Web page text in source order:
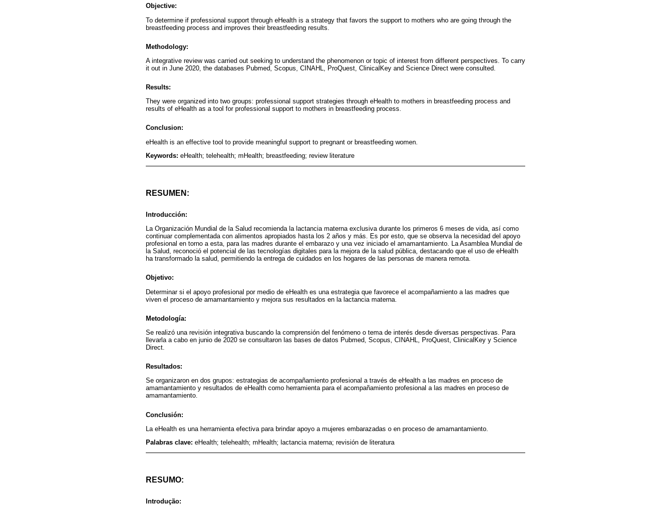
Objective:
To determine if professional support through eHealth is a strategy that favors the support to mothers who are going through the
breastfeeding process and improves their breastfeeding results.
Methodology:
A integrative review was carried out seeking to understand the phenomenon or topic of interest from different perspectives. To carry
it out in June 2020, the databases Pubmed, Scopus, CINAHL, ProQuest, ClinicalKey and Science Direct were consulted.
Results:
They were organized into two groups: professional support strategies through eHealth to mothers in breastfeeding process and
results of eHealth as a tool for professional support to mothers in breastfeeding process.
Conclusion:
eHealth is an effective tool to provide meaningful support to pregnant or breastfeeding women.
Keywords: eHealth; telehealth; mHealth; breastfeeding; review literature
RESUMEN:
Introducción:
La Organización Mundial de la Salud recomienda la lactancia materna exclusiva durante los primeros 6 meses de vida, así como
continuar complementada con alimentos apropiados hasta los 2 años y más. Es por esto, que se observa la necesidad del apoyo
profesional en torno a esta, para las madres durante el embarazo y una vez iniciado el amamantamiento. La Asamblea Mundial de
la Salud, reconoció el potencial de las tecnologías digitales para la mejora de la salud pública, destacando que el uso de eHealth
ha transformado la salud, permitiendo la entrega de cuidados en los hogares de las personas de manera remota.
Objetivo:
Determinar si el apoyo profesional por medio de eHealth es una estrategia que favorece el acompañamiento a las madres que
viven el proceso de amamantamiento y mejora sus resultados en la lactancia materna.
Metodología:
Se realizó una revisión integrativa buscando la comprensión del fenómeno o tema de interés desde diversas perspectivas. Para
llevarla a cabo en junio de 2020 se consultaron las bases de datos Pubmed, Scopus, CINAHL, ProQuest, ClinicalKey y Science
Direct.
Resultados:
Se organizaron en dos grupos: estrategias de acompañamiento profesional a través de eHealth a las madres en proceso de
amamantamiento y resultados de eHealth como herramienta para el acompañamiento profesional a las madres en proceso de
amamantamiento.
Conclusión:
La eHealth es una herramienta efectiva para brindar apoyo a mujeres embarazadas o en proceso de amamantamiento.
Palabras clave: eHealth; telehealth; mHealth; lactancia materna; revisión de literatura
RESUMO:
Introdução: